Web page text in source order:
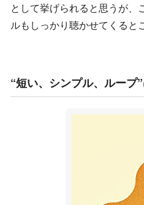
として挙げられると思うが、
ルもしっかり聴かせてくると
“短い、シンプル、ループ